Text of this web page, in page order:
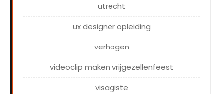
utrecht
ux designer opleiding
verhogen
videoclip maken vrijgezellenfeest
visagiste